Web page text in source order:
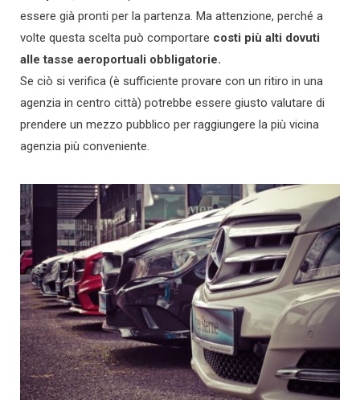
essere già pronti per la partenza. Ma attenzione, perché a
volte questa scelta può comportare costi più alti dovuti
alle tasse aeroportuali obbligatorie.
Se ciò si verifica (è sufficiente provare con un ritiro in una
agenzia in centro città) potrebbe essere giusto valutare di
prendere un mezzo pubblico per raggiungere la più vicina
agenzia più conveniente.